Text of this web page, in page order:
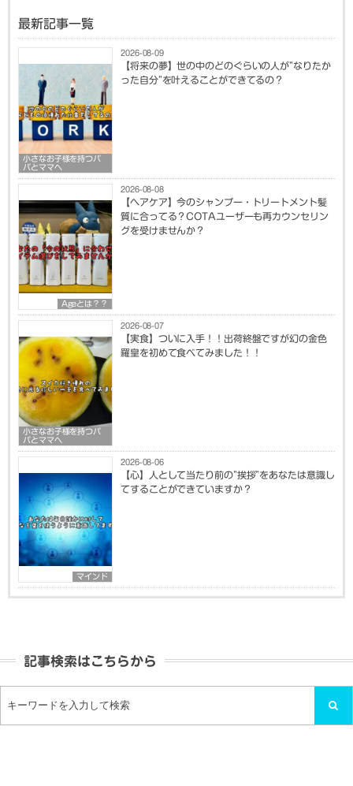
最新記事一覧
小さなお子様を持つパ
パとママへ
2026-08-09
【将来の夢】世の中のどのぐらいの人が”なりたか
った自分”を叶えることができてるの？
Ageとは？？
2026-08-08
【ヘアケア】今のシャンプー・トリートメント髪
質に合ってる？COTAユーザーも再カウンセリン
グを受けませんか？
小さなお子様を持つパ
パとママへ
2026-08-07
【実食】ついに入手！！出荷終盤ですが幻の金色
羅皇を初めて食べてみました！！
マインド
2026-08-06
【心】人として当たり前の”挨拶”をあなたは意識し
てすることができていますか？
記事検索はこちらから